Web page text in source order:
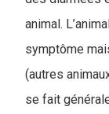
animal.
symptôme
(autres
se fait